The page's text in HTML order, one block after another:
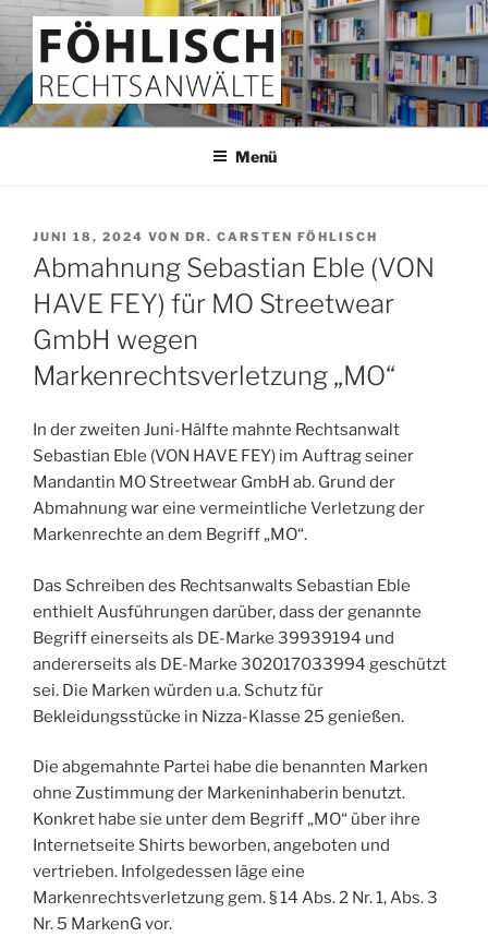
Zum
Inhalt
springen
FÖHLISCH
Rechtsanwälte
Menü
VERÖFFENTLICHT
AM
JUNI 18, 2024 VON DR. CARSTEN FÖHLISCH
Abmahnung Sebastian Eble (VON
HAVE FEY) für MO Streetwear
GmbH wegen
Markenrechtsverletzung „MO“
In der zweiten Juni-Hälfte mahnte Rechtsanwalt
Sebastian Eble (VON HAVE FEY) im Auftrag seiner
Mandantin MO Streetwear GmbH ab. Grund der
Abmahnung war eine vermeintliche Verletzung der
Markenrechte an dem Begriff „MO“.
Das Schreiben des Rechtsanwalts Sebastian Eble
enthielt Ausführungen darüber, dass der genannte
Begriff einerseits als DE-Marke 39939194 und
andererseits als DE-Marke 302017033994 geschützt
sei. Die Marken würden u.a. Schutz für
Bekleidungsstücke in Nizza-Klasse 25 genießen.
Die abgemahnte Partei habe die benannten Marken
ohne Zustimmung der Markeninhaberin benutzt.
Konkret habe sie unter dem Begriff „MO“ über ihre
Internetseite Shirts beworben, angeboten und
vertrieben. Infolgedessen läge eine
Markenrechtsverletzung gem. § 14 Abs. 2 Nr. 1, Abs. 3
Nr. 5 MarkenG vor.